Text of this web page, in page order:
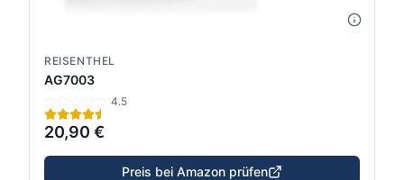
REISENTHEL
AG7003
4.5
20,90 €
Preis bei Amazon prüfen